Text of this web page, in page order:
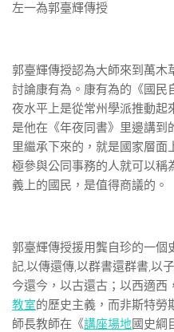
左一為郭臺輝傳授
郭臺輝傳授認為大師來到萬木
討論康有為。康有為的《國民
夜水平上是從常州學派推動起
是他在《年夜同書》里邊講到
里繼承下來的，就是國家層面
極參與公同事務的人就可以稱
義上的國民，是值得商議的。
郭臺輝傳授援用龔自珍的一個
記,以傳還傳,以群書還群書,以
今還今，以古還古；以西適西
教室的歷史主義，而非斯特勞
師長教師在《講座場地國史綱